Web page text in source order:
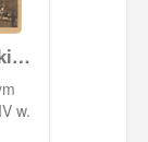
w.